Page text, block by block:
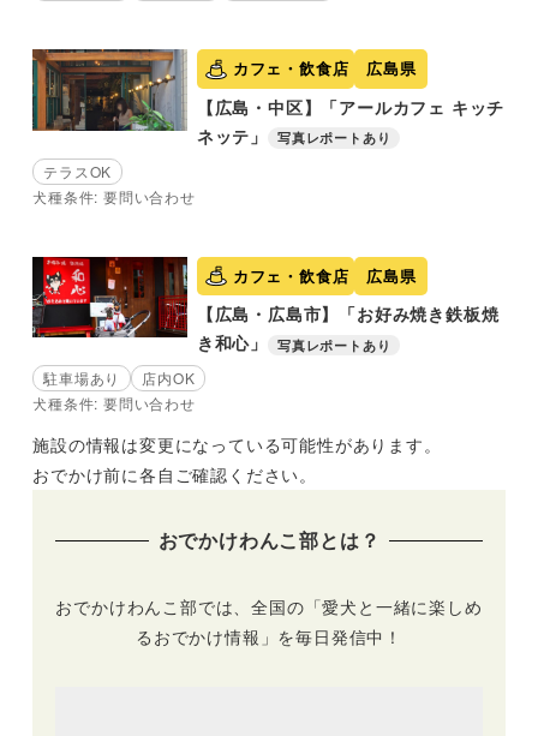
カフェ・飲食店 広島県
【広島・中区】「アールカフェ キッチ
ネッテ」
写真レポートあり
テラスOK
犬種条件: 要問い合わせ
カフェ・飲食店 広島県
【広島・広島市】「お好み焼き鉄板焼
き和心」
写真レポートあり
駐車場あり
店内OK
犬種条件: 要問い合わせ
施設の情報は変更になっている可能性があります。
おでかけ前に各自ご確認ください。
おでかけわんこ部とは？
おでかけわんこ部では、全国の「愛犬と一緒に楽しめ
るおでかけ情報」を毎日発信中！